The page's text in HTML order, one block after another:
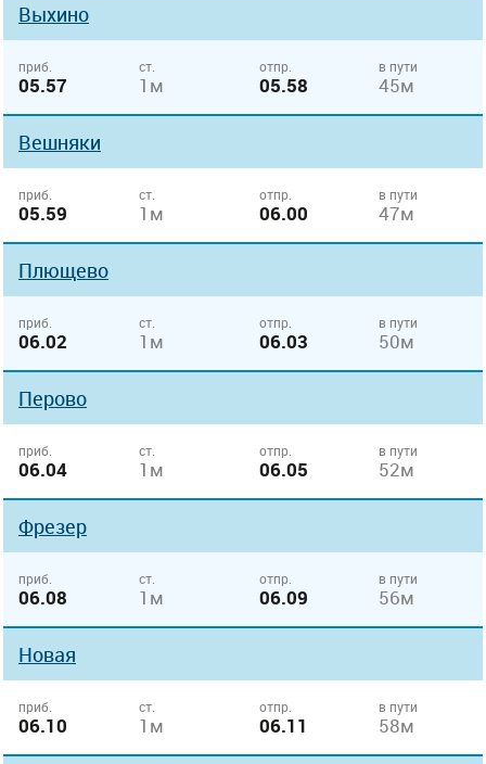
Выхино
приб.
05.57
ст.
1м
отпр.
05.58
в пути
45м
Вешняки
приб.
05.59
ст.
1м
отпр.
06.00
в пути
47м
Плющево
приб.
06.02
ст.
1м
отпр.
06.03
в пути
50м
Перово
приб.
06.04
ст.
1м
отпр.
06.05
в пути
52м
Фрезер
приб.
06.08
ст.
1м
отпр.
06.09
в пути
56м
Новая
приб.
06.10
ст.
1м
отпр.
06.11
в пути
58м